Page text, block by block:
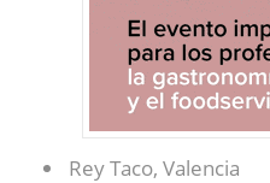
Rey Taco, Valencia